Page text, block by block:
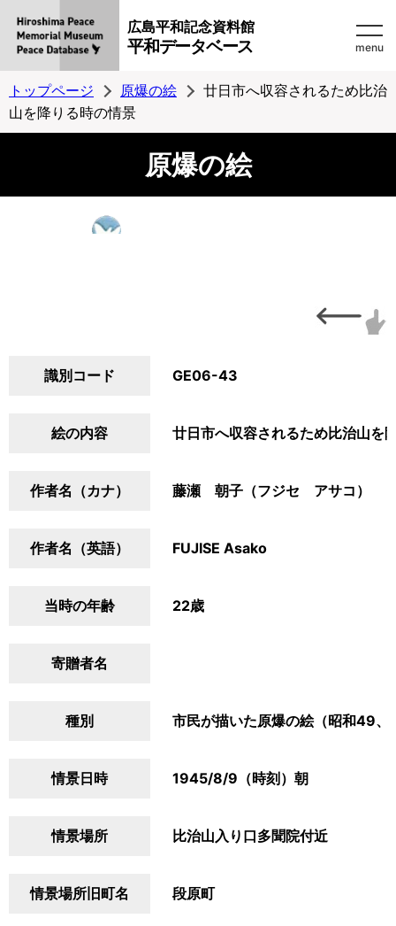
広島平和記念資料館
平和データベース menu
トップページ 原爆の絵
廿日市へ収容されるため比治
山を降りる時の情景
原爆の絵
識別コード GE06-43
絵の内容 廿日市へ収容されるため比治山を
作者名（カナ） 藤瀬 朝子（フジセ アサコ）
作者名（英語） FUJISE Asako
当時の年齢 22歳
寄贈者名
種別 市民が描いた原爆の絵（昭和49、
情景日時 1945/8/9（時刻）朝
情景場所 比治山入り口多聞院付近
情景場所旧町名 段原町